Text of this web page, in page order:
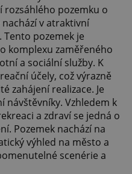
pozemku o
nachází v atraktivní
pozemek je
komplexu zaměřeného
a sociální služby. K
účely, což výrazně
zahájení realizace. Je
Vzhledem k
a zdraví se jedná o
Pozemek nachází na
výhled na město a
scenérie a